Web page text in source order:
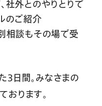
社外とのやりとりで
のご紹介
相談もその場で受
3日間。みなさまの
おります。